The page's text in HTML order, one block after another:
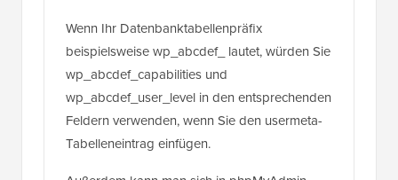
Wenn Ihr Datenbanktabellenpräfix
beispielsweise wp_abcdef_ lautet, würden Sie
wp_abcdef_capabilities und
wp_abcdef_user_level in den entsprechenden
Feldern verwenden, wenn Sie den usermeta-